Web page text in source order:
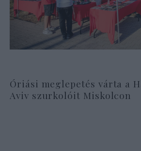
Óriási meglepetés várta a
Aviv szurkolóit Miskolcon